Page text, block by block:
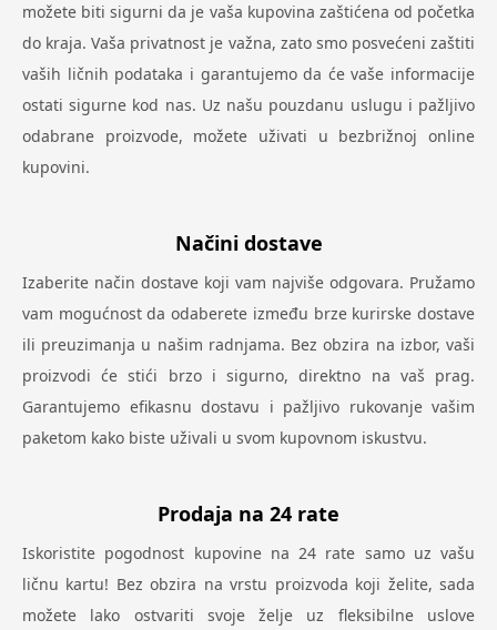
možete biti sigurni da je vaša kupovina zaštićena od početka
do kraja. Vaša privatnost je važna, zato smo posvećeni zaštiti
vaših ličnih podataka i garantujemo da će vaše informacije
ostati sigurne kod nas. Uz našu pouzdanu uslugu i pažljivo
odabrane proizvode, možete uživati u bezbrižnoj online
kupovini.
Načini dostave
Izaberite način dostave koji vam najviše odgovara. Pružamo
vam mogućnost da odaberete između brze kurirske dostave
ili preuzimanja u našim radnjama. Bez obzira na izbor, vaši
proizvodi će stići brzo i sigurno, direktno na vaš prag.
Garantujemo efikasnu dostavu i pažljivo rukovanje vašim
paketom kako biste uživali u svom kupovnom iskustvu.
Prodaja na 24 rate
Iskoristite pogodnost kupovine na 24 rate samo uz vašu
ličnu kartu! Bez obzira na vrstu proizvoda koji želite, sada
možete lako ostvariti svoje želje uz fleksibilne uslove